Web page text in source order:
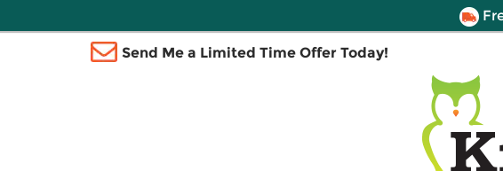
Send Me a Limited Time Offer Today!